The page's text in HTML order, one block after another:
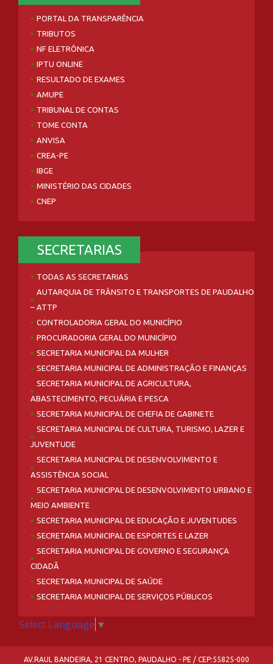
PORTAL DA TRANSPARÊNCIA
TRIBUTOS
NF ELETRÔNICA
IPTU ONLINE
RESULTADO DE EXAMES
AMUPE
TRIBUNAL DE CONTAS
TOME CONTA
ANVISA
CREA-PE
IBGE
MINISTÉRIO DAS CIDADES
CNEP
SECRETARIAS
TODAS AS SECRETARIAS
AUTARQUIA DE TRÂNSITO E TRANSPORTES DE PAUDALHO
– ATTP
CONTROLADORIA GERAL DO MUNICÍPIO
PROCURADORIA GERAL DO MUNICÍPIO
SECRETARIA MUNICIPAL DA MULHER
SECRETARIA MUNICIPAL DE ADMINISTRAÇÃO E FINANÇAS
SECRETARIA MUNICIPAL DE AGRICULTURA,
ABASTECIMENTO, PECUÁRIA E PESCA
SECRETARIA MUNICIPAL DE CHEFIA DE GABINETE
SECRETARIA MUNICIPAL DE CULTURA, TURISMO, LAZER E
JUVENTUDE
SECRETARIA MUNICIPAL DE DESENVOLVIMENTO E
ASSISTÊNCIA SOCIAL
SECRETARIA MUNICIPAL DE DESENVOLVIMENTO URBANO E
MEIO AMBIENTE
SECRETARIA MUNICIPAL DE EDUCAÇÃO E JUVENTUDES
SECRETARIA MUNICIPAL DE ESPORTES E LAZER
SECRETARIA MUNICIPAL DE GOVERNO E SEGURANÇA
CIDADÃ
SECRETARIA MUNICIPAL DE SAÚDE
SECRETARIA MUNICIPAL DE SERVIÇOS PÚBLICOS
Select Language ▼
AV.RAUL BANDEIRA, 21 CENTRO, PAUDALHO - PE / CEP:55825-000